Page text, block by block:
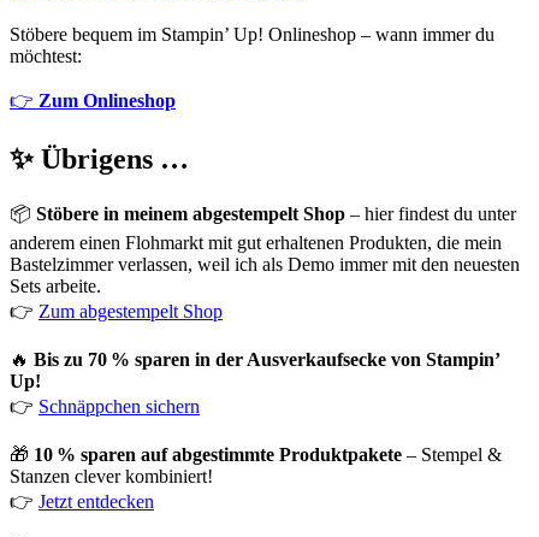
Stöbere bequem im Stampin’ Up! Onlineshop – wann immer du
möchtest:
👉 Zum Onlineshop
✨ Übrigens …
📦 Stöbere in meinem abgestempelt Shop – hier findest du unter
anderem einen Flohmarkt mit gut erhaltenen Produkten, die mein
Bastelzimmer verlassen, weil ich als Demo immer mit den neuesten
Sets arbeite.
👉 Zum abgestempelt Shop
🔥 Bis zu 70 % sparen in der Ausverkaufsecke von Stampin’
Up!
👉 Schnäppchen sichern
🎁 10 % sparen auf abgestimmte Produktpakete – Stempel &
Stanzen clever kombiniert!
👉 Jetzt entdecken